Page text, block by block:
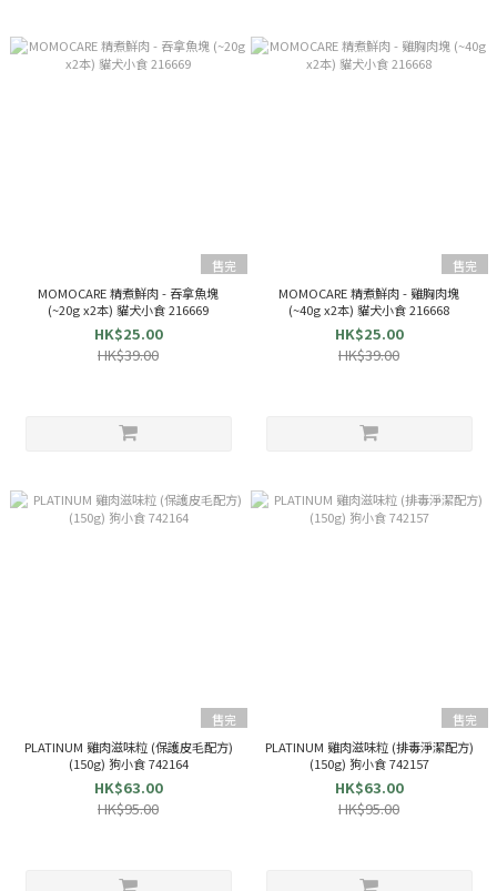
售完
MOMOCARE 精煮鮮肉 - 吞拿魚塊
(~20g x2本) 貓犬小食 216669
HK$25.00
HK$39.00
售完
MOMOCARE 精煮鮮肉 - 雞胸肉塊
(~40g x2本) 貓犬小食 216668
HK$25.00
HK$39.00
售完
PLATINUM 雞肉滋味粒 (保護皮毛配方)
(150g) 狗小食 742164
HK$63.00
HK$95.00
售完
PLATINUM 雞肉滋味粒 (排毒淨潔配方)
(150g) 狗小食 742157
HK$63.00
HK$95.00